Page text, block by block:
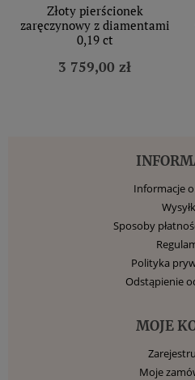
Złoty pierścionek
zaręczynowy z diamentami
0,19 ct
3 759,00 zł
Informacje
Sposoby
Polityka
Odstąpienie
MOJE
Moje